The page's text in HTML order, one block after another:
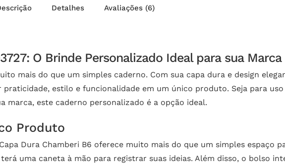
Detalhes Avaliações (6)
O Brinde Personalizado Ideal para sua Marca
mais do que um simples caderno. Com sua capa dura e design
estilo e funcionalidade em um único produto. Seja para uso
este caderno personalizado é a opção ideal.
Produto
Dura Chamberi B6 oferece muito mais do que um simples espaço
uma caneta à mão para registrar suas ideias. Além disso, o bolso